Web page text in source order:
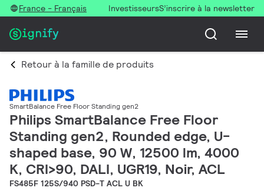
France - Français InvestisseursS’inscrire à la newsletter
Retour à la famille de produits
SmartBalance Free Floor Standing gen2
Philips SmartBalance Free Floor
Standing gen2, Rounded edge, U-
shaped base, 90 W, 12500 lm, 4000
K, CRI>90, DALI, UGR19, Noir, ACL
FS485F 125S/940 PSD-T ACL U BK